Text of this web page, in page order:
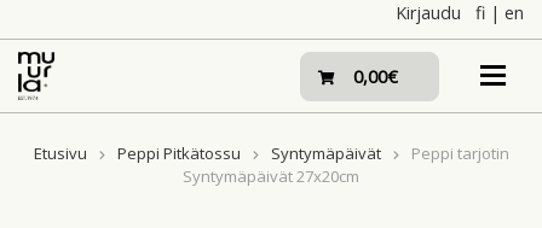
to
content
Kirjaudu fi | en
0,00€
Etusivu Peppi Pitkätossu Syntymäpäivät
Peppi tarjotin
Syntymäpäivät 27x20cm